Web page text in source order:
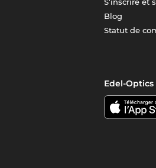
Blog
Statut de
Edel-